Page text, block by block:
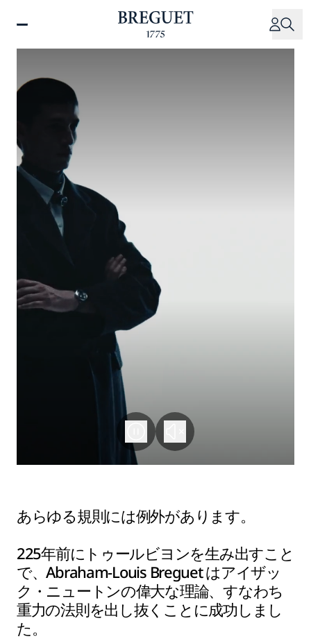
あらゆる規則には例外があります。
225年前にトゥールビヨンを生み出すこと
で、Abraham-Louis Breguet はアイザッ
ク・ニュートンの偉大な理論、すなわち
重力の法則を出し抜くことに成功しまし
た。